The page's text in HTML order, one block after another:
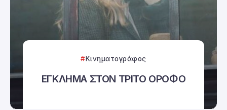
Κινηματογράφος
ΕΓΚΛΗΜΑ ΣΤΟΝ ΤΡΙΤΟ ΟΡΟΦΟ